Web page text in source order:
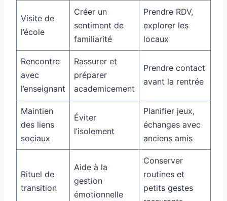
Visite de
l’école
Créer un
sentiment de
familiarité
Prendre RDV,
explorer les
locaux
Rencontre
avec
l’enseignant
Rassurer et
préparer
academicement
Prendre contact
avant la rentrée
Maintien
des liens
sociaux
Éviter
l’isolement
Planifier jeux,
échanges avec
anciens amis
Rituel de
transition
Aide à la
gestion
émotionnelle
Conserver
routines et
petits gestes